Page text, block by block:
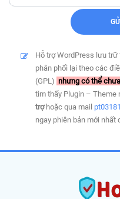
Hỗ trợ WordPress lưu trữ
phân phối lại theo các
(GPL) nhưng có thể
tìm thấy Plugin – Theme
trợhoặc qua mail
ngay phiên bản mới nhất